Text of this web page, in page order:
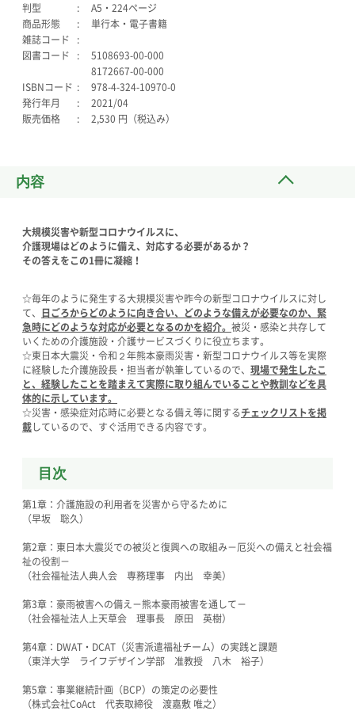
判型
A5・224ページ
商品形態
単行本・電子書籍
雑誌コード
図書コード
5108693-00-000
8172667-00-000
ISBNコード
978-4-324-10970-0
発行年月
2021/04
販売価格
2,530 円（税込み）
内容
大規模災害や新型コロナウイルスに、
介護現場はどのように備え、対応する必要があるか？
その答えをこの1冊に凝縮！
☆毎年のように発生する大規模災害や昨今の新型コロナウイルスに対し
て、 日ごろからどのように向き合い、どのような備えが必要なのか、緊
急時にどのような対応が必要となるのかを紹介。 被災・感染と共存して
いくための介護施設・介護サービスづくりに役立ちます。
☆東日本大震災・令和２年熊本豪雨災害・新型コロナウイルス等を実際
に経験した介護施設長・担当者が執筆しているので、 現場で発生したこ
と、経験したことを踏まえて実際に取り組んでいることや教訓などを具
体的に示しています。
☆災害・感染症対応時に必要となる備え等に関するチェックリストを掲
載しているので、すぐ活用できる内容です。
目次
第1章：介護施設の利用者を災害から守るために
（早坂 聡久）
第2章：東日本大震災での被災と復興への取組み－厄災への備えと社会福
祉の役割－
（社会福祉法人典人会 専務理事 内出 幸美）
第3章：豪雨被害への備え－熊本豪雨被害を通して－
（社会福祉法人上天草会 理事長 原田 英樹）
第4章：DWAT・DCAT（災害派遣福祉チーム）の実践と課題
（東洋大学 ライフデザイン学部 准教授 八木 裕子）
第5章：事業継続計画（BCP）の策定の必要性
（株式会社CoAct 代表取締役 渡嘉敷 唯之）